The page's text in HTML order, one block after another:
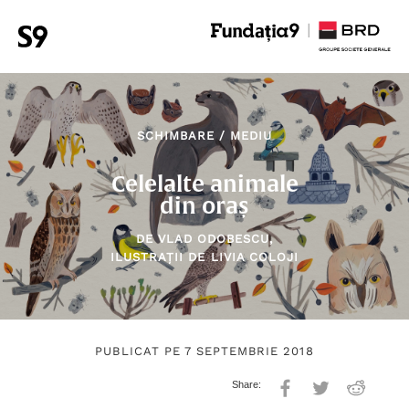
SCHIMBARE / MEDIU
Celelalte animale
din oraș
DEVLAD ODOBESCU,
ILUSTRAȚII DELIVIA COLOJI
PUBLICAT PE 7 SEPTEMBRIE 2018